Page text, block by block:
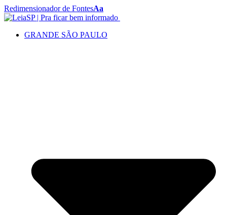
Redimensionador de FontesAa
GRANDE SÃO PAULO